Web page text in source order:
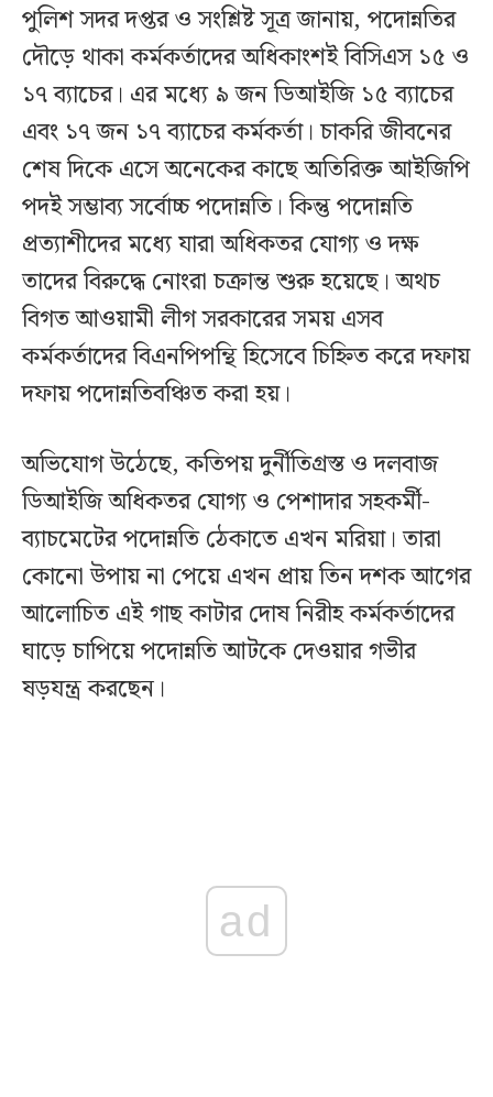
পুলিশ সদর দপ্তর ও সংশ্লিষ্ট সূত্র জানায়, পদোন্নতির
দৌড়ে থাকা কর্মকর্তাদের অধিকাংশই বিসিএস ১৫ ও
১৭ ব্যাচের। এর মধ্যে ৯ জন ডিআইজি ১৫ ব্যাচের
এবং ১৭ জন ১৭ ব্যাচের কর্মকর্তা। চাকরি জীবনের
শেষ দিকে এসে অনেকের কাছে অতিরিক্ত আইজিপি
পদই সম্ভাব্য সর্বোচ্চ পদোন্নতি। কিন্তু পদোন্নতি
প্রত্যাশীদের মধ্যে যারা অধিকতর যোগ্য ও দক্ষ
তাদের বিরুদ্ধে নোংরা চক্রান্ত শুরু হয়েছে। অথচ
বিগত আওয়ামী লীগ সরকারের সময় এসব
কর্মকর্তাদের বিএনপিপন্থি হিসেবে চিহ্নিত করে দফায়
দফায় পদোন্নতিবঞ্চিত করা হয়।
অভিযোগ উঠেছে, কতিপয় দুর্নীতিগ্রস্ত ও দলবাজ
ডিআইজি অধিকতর যোগ্য ও পেশাদার সহকর্মী-
ব্যাচমেটের পদোন্নতি ঠেকাতে এখন মরিয়া। তারা
কোনো উপায় না পেয়ে এখন প্রায় তিন দশক আগের
আলোচিত এই গাছ কাটার দোষ নিরীহ কর্মকর্তাদের
ঘাড়ে চাপিয়ে পদোন্নতি আটকে দেওয়ার গভীর
ষড়যন্ত্র করছেন।
ad